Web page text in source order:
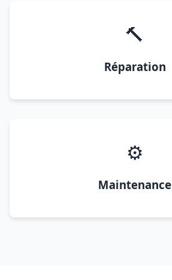
🔨
Réparation
⚙️
Maintenance